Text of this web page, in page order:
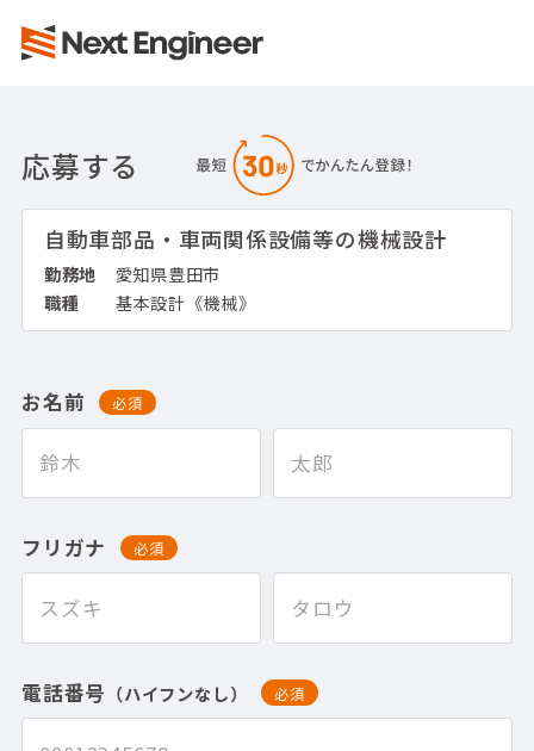
応募する
自動車部品・車両関係設備等の機械設計
勤務地
愛知県豊田市
職種
基本設計《機械》
お名前 必須
フリガナ 必須
電話番号 （ハイフンなし） 必須